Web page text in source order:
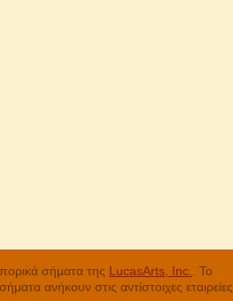
σήματα της LucasArts, Inc.
. Το
ανήκουν στις αντίστοιχες εταιρείες